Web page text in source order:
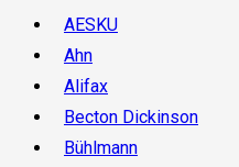
AESKU
Ahn
Alifax
Becton Dickinson
Bühlmann